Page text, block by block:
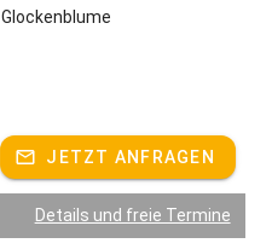
Glockenblume
JETZT ANFRAGEN
Details und freie Termine